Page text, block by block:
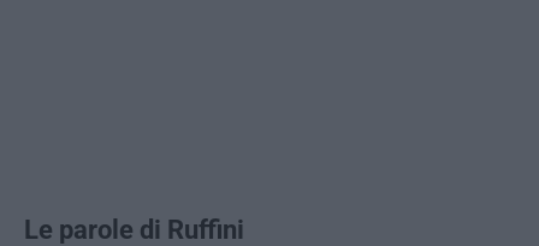
Le parole di Ruffini